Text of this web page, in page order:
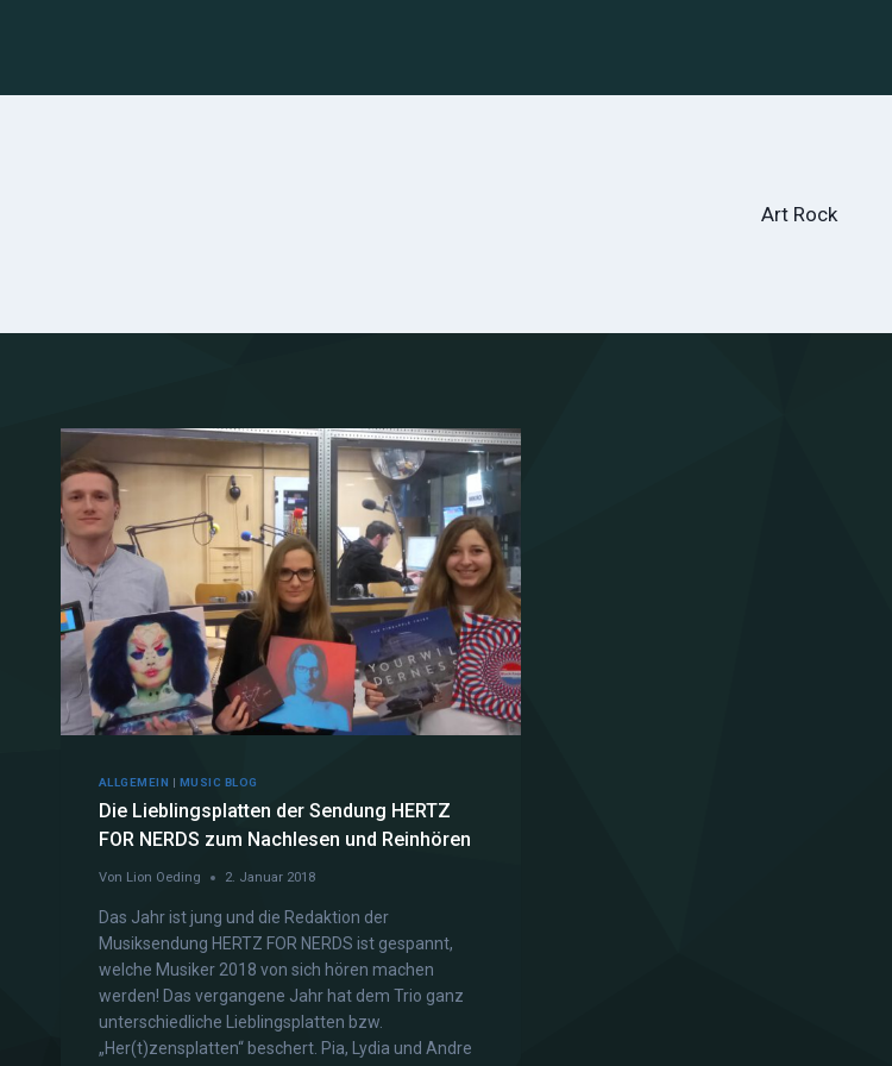
Art Rock
ALLGEMEIN | MUSIC BLOG
Die Lieblingsplatten der Sendung HERTZ
FOR NERDS zum Nachlesen und Reinhören
Von Lion Oeding 2. Januar 2018
Das Jahr ist jung und die Redaktion der
Musiksendung HERTZ FOR NERDS ist gespannt,
welche Musiker 2018 von sich hören machen
werden! Das vergangene Jahr hat dem Trio ganz
unterschiedliche Lieblingsplatten bzw.
„Her(t)zensplatten“ beschert. Pia, Lydia und Andre